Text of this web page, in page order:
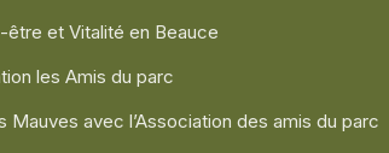
être et Vitalité en Beauce
les Amis du parc
Mauves avec l’Association des amis du parc